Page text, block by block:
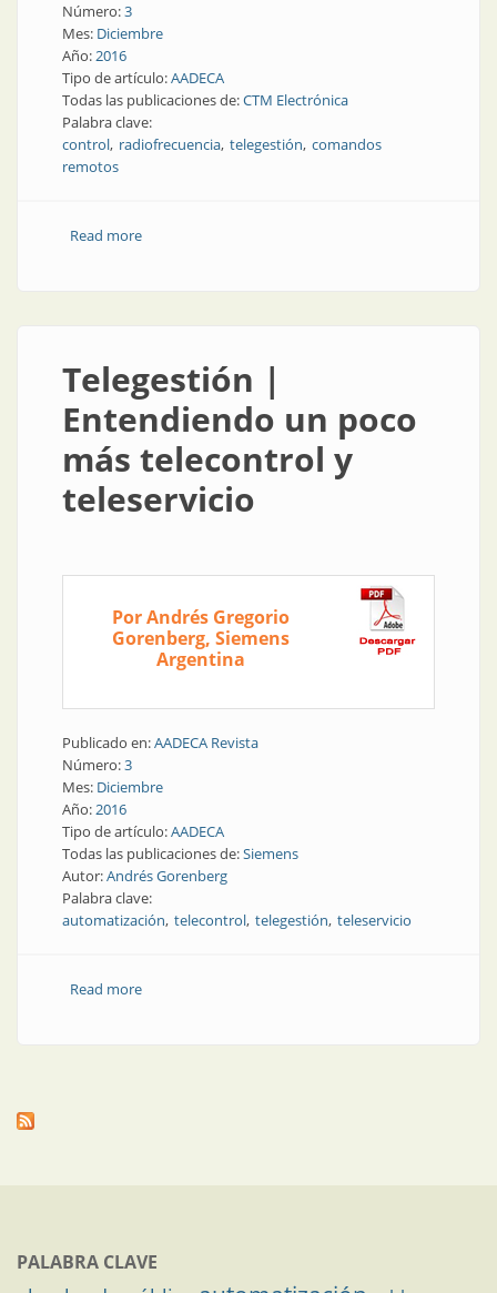
Número:3
Mes: Diciembre
Año:2016
Tipo de artículo:AADECA
Todas las publicaciones de:CTM Electrónica
Palabra clave:
control radiofrecuencia telegestión comandos
remotos
Read moreabout Telegestión | Comandos remotos por
Telegestión |
Entendiendo un poco
más telecontrol y
teleservicio
Por Andrés Gregorio
Gorenberg, Siemens
Argentina
Publicado en:AADECA Revista
Número:3
Mes: Diciembre
Año:2016
Tipo de artículo:AADECA
Todas las publicaciones de:Siemens
Autor:Andrés Gorenberg
Palabra clave:
automatización telecontrol telegestión teleservicio
Read moreabout Telegestión | Entendiendo un poco más
PALABRA CLAVE